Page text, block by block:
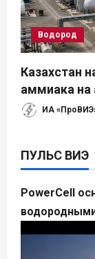
Водород
Казахстан
аммиака на
ИА
ПУЛЬС ВИЭ
PowerCell